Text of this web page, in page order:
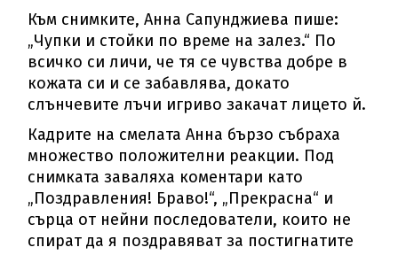
Към снимките, Анна Сапунджиева пише:
„Чупки и стойки по време на залез.“ По
всичко си личи, че тя се чувства добре в
кожата си и се забавлява, докато
слънчевите лъчи игриво закачат лицето й.
Кадрите на смелата Анна бързо събраха
множество положителни реакции. Под
снимката заваляха коментари като
„Поздравления! Браво!“, „Прекрасна“ и
сърца от нейни последователи, които не
спират да я поздравяват за постигнатите